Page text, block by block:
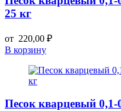
25 кг
от 220,00 ₽
В корзину
Песок кварцевый